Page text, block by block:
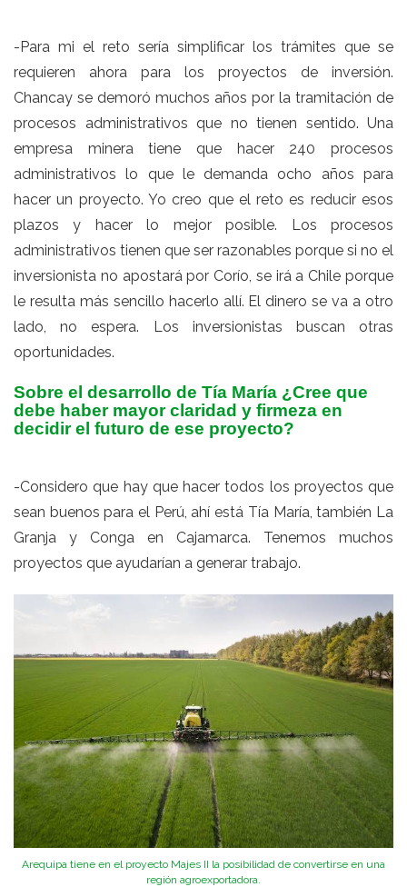
-Para mi el reto sería simplificar los trámites que se
requieren ahora para los proyectos de inversión.
Chancay se demoró muchos años por la tramitación de
procesos administrativos que no tienen sentido. Una
empresa minera tiene que hacer 240 procesos
administrativos lo que le demanda ocho años para
hacer un proyecto. Yo creo que el reto es reducir esos
plazos y hacer lo mejor posible. Los procesos
administrativos tienen que ser razonables porque si no el
inversionista no apostará por Corío, se irá a Chile porque
le resulta más sencillo hacerlo allí. El dinero se va a otro
lado, no espera. Los inversionistas buscan otras
oportunidades.
Sobre el desarrollo de Tía María ¿Cree que
debe haber mayor claridad y firmeza en
decidir el futuro de ese proyecto?
-Considero que hay que hacer todos los proyectos que
sean buenos para el Perú, ahí está Tía María, también La
Granja y Conga en Cajamarca. Tenemos muchos
proyectos que ayudarían a generar trabajo.
Arequipa tiene en el proyecto Majes II la posibilidad de convertirse en una
región agroexportadora.